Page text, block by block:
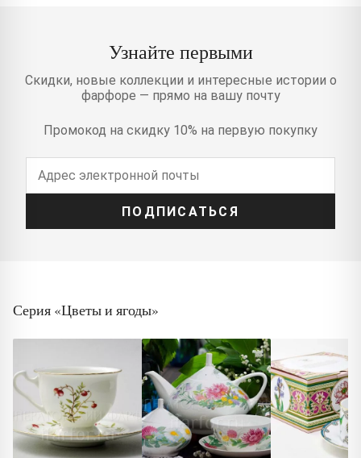
Узнайте первыми
Скидки, новые коллекции и интересные истории о
фарфоре — прямо на вашу почту
Промокод на скидку 10% на первую покупку
ПОДПИСАТЬСЯ
Серия «Цветы и ягоды»